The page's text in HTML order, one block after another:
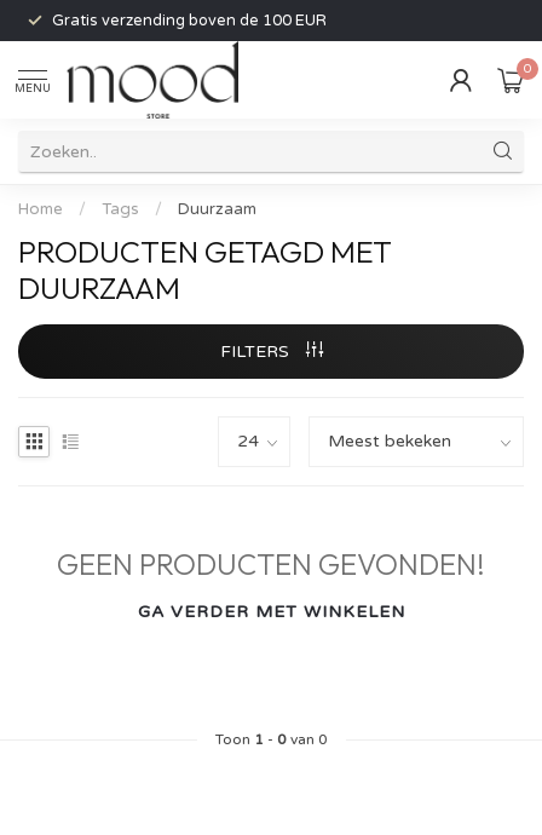
Gratis verzending boven de 100 EUR
MENU
0
Home / Tags / Duurzaam
PRODUCTEN GETAGD MET
DUURZAAM
FILTERS
GEEN PRODUCTEN GEVONDEN!
GA VERDER MET WINKELEN
Toon 1 - 0van 0